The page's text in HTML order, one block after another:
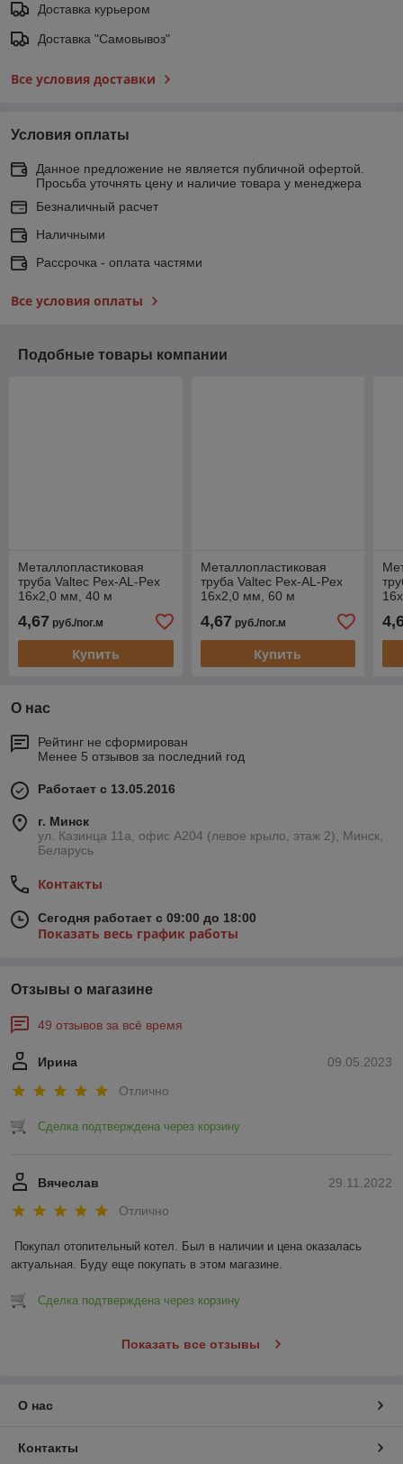
Доставка курьером
Доставка "Самовывоз"
Все условия доставки
Условия оплаты
Данное предложение не является публичной офертой.
Просьба уточнять цену и наличие товара у менеджера
Безналичный расчет
Наличными
Рассрочка - оплата частями
Все условия оплаты
Подобные товары компании
Металлопластиковая
труба Valtec Pex-AL-Pex
16x2,0 мм, 40 м
4,67 руб./пог.м
Купить
Металлопластиковая
труба Valtec Pex-AL-Pex
16x2,0 мм, 60 м
4,67 руб./пог.м
Купить
О нас
Рейтинг не сформирован
Менее 5 отзывов за последний год
Работает с 13.05.2016
г. Минск
ул. Казинца 11а, офис А204 (левое крыло, этаж 2), Минск,
Беларусь
Контакты
Сегодня работает с 09:00 до 18:00
Показать весь график работы
Отзывы о магазине
49 отзывов за всё время
09.05.2023
Ирина
Отлично
Сделка подтверждена через корзину
29.11.2022
Вячеслав
Отлично
Покупал отопительный котел. Был в наличии и цена оказалась
актуальная. Буду еще покупать в этом магазине.
Сделка подтверждена через корзину
Показать все отзывы
О нас
Контакты